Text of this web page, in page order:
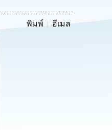
พิมพ์ อีเมล